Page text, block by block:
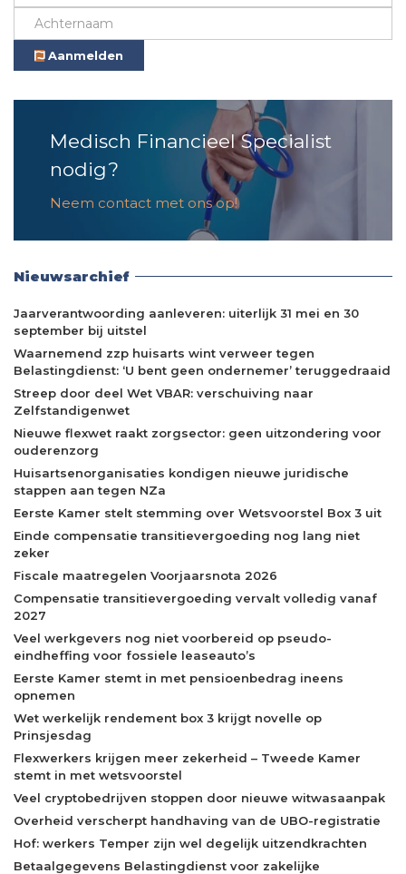
Aanmelden
Medisch Financieel Specialist
nodig?
Neem contact met ons op!
Nieuwsarchief
Jaarverantwoording aanleveren: uiterlijk 31 mei en 30
september bij uitstel
Waarnemend zzp huisarts wint verweer tegen
Belastingdienst: ‘U bent geen ondernemer’ teruggedraaid
Streep door deel Wet VBAR: verschuiving naar
Zelfstandigenwet
Nieuwe flexwet raakt zorgsector: geen uitzondering voor
ouderenzorg
Huisartsenorganisaties kondigen nieuwe juridische
stappen aan tegen NZa
Eerste Kamer stelt stemming over Wetsvoorstel Box 3 uit
Einde compensatie transitievergoeding nog lang niet
zeker
Fiscale maatregelen Voorjaarsnota 2026
Compensatie transitievergoeding vervalt volledig vanaf
2027
Veel werkgevers nog niet voorbereid op pseudo-
eindheffing voor fossiele leaseauto’s
Eerste Kamer stemt in met pensioenbedrag ineens
opnemen
Wet werkelijk rendement box 3 krijgt novelle op
Prinsjesdag
Flexwerkers krijgen meer zekerheid – Tweede Kamer
stemt in met wetsvoorstel
Veel cryptobedrijven stoppen door nieuwe witwasaanpak
Overheid verscherpt handhaving van de UBO-registratie
Hof: werkers Temper zijn wel degelijk uitzendkrachten
Betaalgegevens Belastingdienst voor zakelijke